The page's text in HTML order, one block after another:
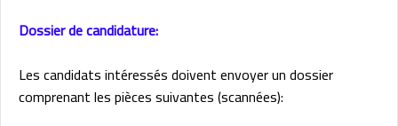
Dossier de candidature:
Les candidats intéressés doivent envoyer un dossier
comprenant les pièces suivantes (scannées):